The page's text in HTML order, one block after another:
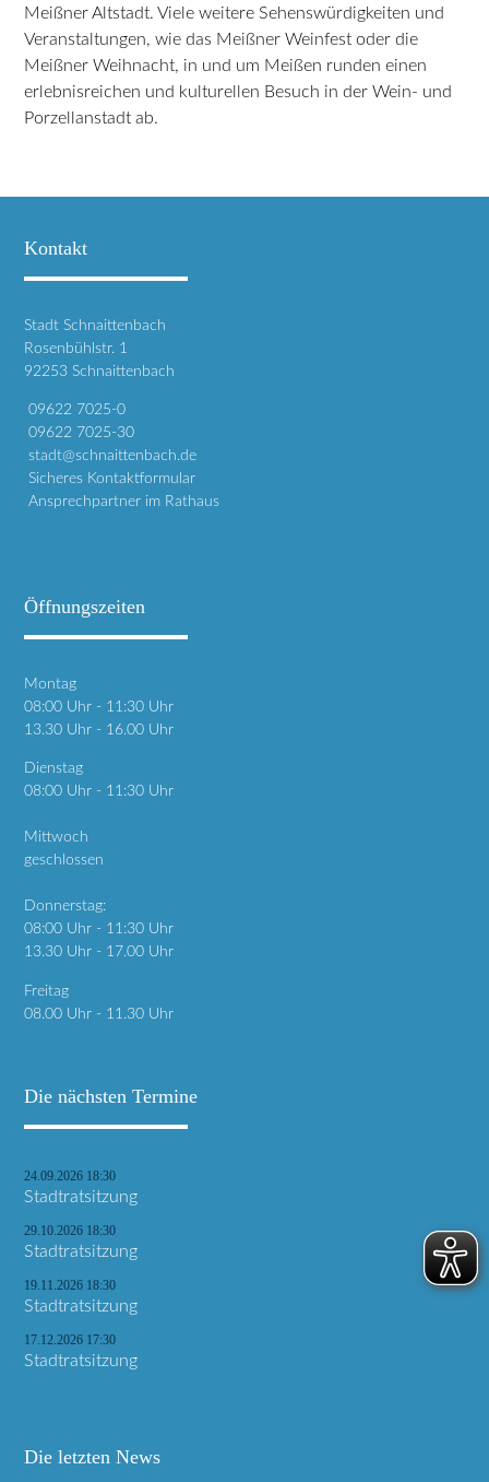
Meißner Altstadt. Viele weitere Sehenswürdigkeiten und
Veranstaltungen, wie das Meißner Weinfest oder die
Meißner Weihnacht, in und um Meißen runden einen
erlebnisreichen und kulturellen Besuch in der Wein- und
Porzellanstadt ab.
Kontakt
Stadt Schnaittenbach
Rosenbühlstr. 1
92253 Schnaittenbach
09622 7025-0
09622 7025-30
stadt@schnaittenbach.de
Sicheres Kontaktformular
Ansprechpartner im Rathaus
Öffnungszeiten
Montag
08:00 Uhr - 11:30 Uhr
13.30 Uhr - 16.00 Uhr
Dienstag
08:00 Uhr - 11:30 Uhr
Mittwoch
geschlossen
Donnerstag:
08:00 Uhr - 11:30 Uhr
13.30 Uhr - 17.00 Uhr
Freitag
08.00 Uhr - 11.30 Uhr
Die nächsten Termine
24.09.2026 18:30
Stadtratsitzung
29.10.2026 18:30
Stadtratsitzung
19.11.2026 18:30
Stadtratsitzung
17.12.2026 17:30
Stadtratsitzung
Die letzten News